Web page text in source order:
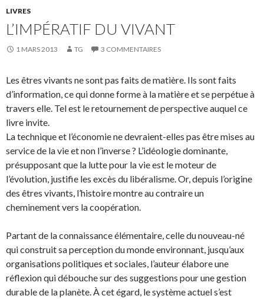
LIVRES
L’IMPÉRATIF DU VIVANT
1 MARS 2013 TG 3 COMMENTAIRES
Les êtres vivants ne sont pas faits de matière. Ils sont faits
d’information, ce qui donne forme à la matière et se perpétue à
travers elle. Tel est le retournement de perspective auquel ce
livre invite.
La technique et l’économie ne devraient-elles pas être mises au
service de la vie et non l’inverse ? L’idéologie dominante,
présupposant que la lutte pour la vie est le moteur de
l’évolution, justifie les excès du libéralisme. Or, depuis l’origine
des êtres vivants, l’histoire montre au contraire un
cheminement vers la coopération.
Partant de la connaissance élémentaire, celle du nouveau-né
qui construit sa perception du monde environnant, jusqu’aux
organisations politiques et sociales, l’auteur élabore une
réflexion qui débouche sur des suggestions pour une gestion
durable de la planète. À cet égard, le système actuel s’est